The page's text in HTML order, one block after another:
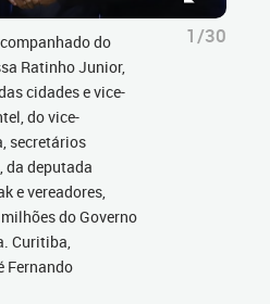
do
Ratinho Junior,
cidades e vice-
do vice-
secretários
da deputada
e vereadores,
do Governo
Curitiba,
Fernando
1/30